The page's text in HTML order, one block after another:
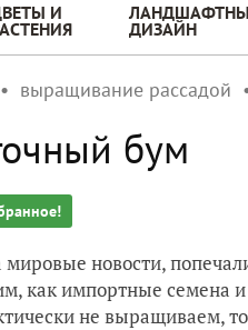
И
ДИЗАЙН
выращивание рассадой
бум
новости,
как импортные семена
не выращиваем,